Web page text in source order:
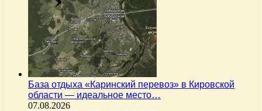
База отдыха «Каринский перевоз» в Кировской
области — идеальное место…
07.08.2026